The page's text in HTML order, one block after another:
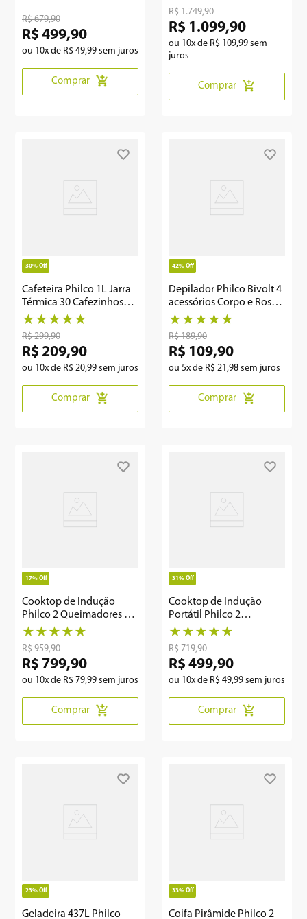
R$ 679,90
R$ 499,90
ou 10x de R$ 49,99 sem juros
Comprar
P39CRA
R$ 1.749,90
R$ 1.099,90
ou 10x de R$ 109,99 sem
juros
Comprar
30% Off
Cafeteira Philco 1L Jarra
Térmica 30 Cafezinhos
700W PCFE02
★ ★ ★ ★ ★
R$ 299,90
R$ 209,90
ou 10x de R$ 20,99 sem juros
Comprar
42% Off
Depilador Philco Bivolt 4
acessórios Corpo e Rosto
PDPE01
★ ★ ★ ★ ★
R$ 189,90
R$ 109,90
ou 5x de R$ 21 ,98 sem juros
Comprar
17% Off
Cooktop de Indução
Philco 2 Queimadores e 9
Níveis PCT11P 220V
★ ★ ★ ★ ★
R$ 959,90
R$ 799,90
ou 10x de R$ 79,99 sem juros
Comprar
31% Off
Cooktop de Indução
Portátil Philco 2
queimadores PCT20P
★ ★ ★ ★ ★
R$ 719,90
R$ 499,90
ou 10x de R$ 49,99 sem juros
Comprar
23% Off
Geladeira 437L Philco
33% Off
Coifa Pirâmide Philco 2